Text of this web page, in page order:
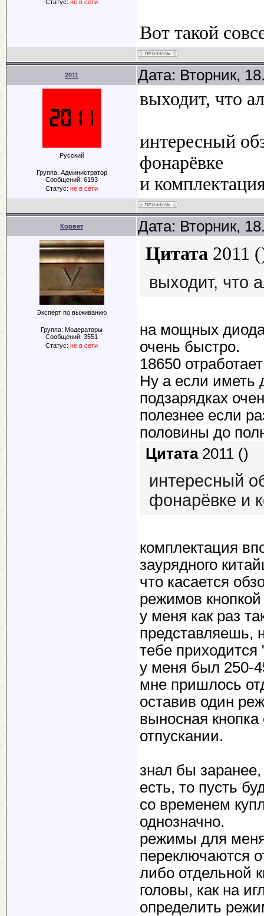
Статус: не в сети
Вот такой
2011 Дата: Вторник,
Русский
Группа: Администратор
Сообщений: 6193
Статус: не в сети
выходит, что
интересный
фонарёвке
и
Корвет Дата: Вторник,
Эксперт по выживанию
Группа: Модераторы
Сообщений: 3551
Статус: не в сети
Цитата 2011 (
выходит, что
на мощных
очень быстро.
18650
Ну а если иметь
подзарядках
полезнее если
половины до
Цитата 2011 ()
интересный
фонарёвке и
комплектация
заурядного
что касается
режимов
у меня как раз
представляешь,
тебе
у меня был 250-
мне пришлось
оставив один
выносная
отпускании.
знал бы
есть, то пусть
со временем
однозначно.
режимы для
переключаются
либо отдельной
головы, как на
определить